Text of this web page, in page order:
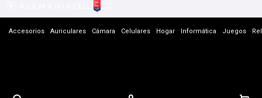
Accesorios Auriculares Cámara Celulares Hogar Informática Juegos